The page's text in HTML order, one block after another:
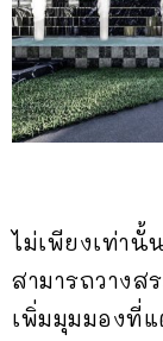
ไม่เพียงเท่า
สามารถวางส
เพิ่มมุมมองที่